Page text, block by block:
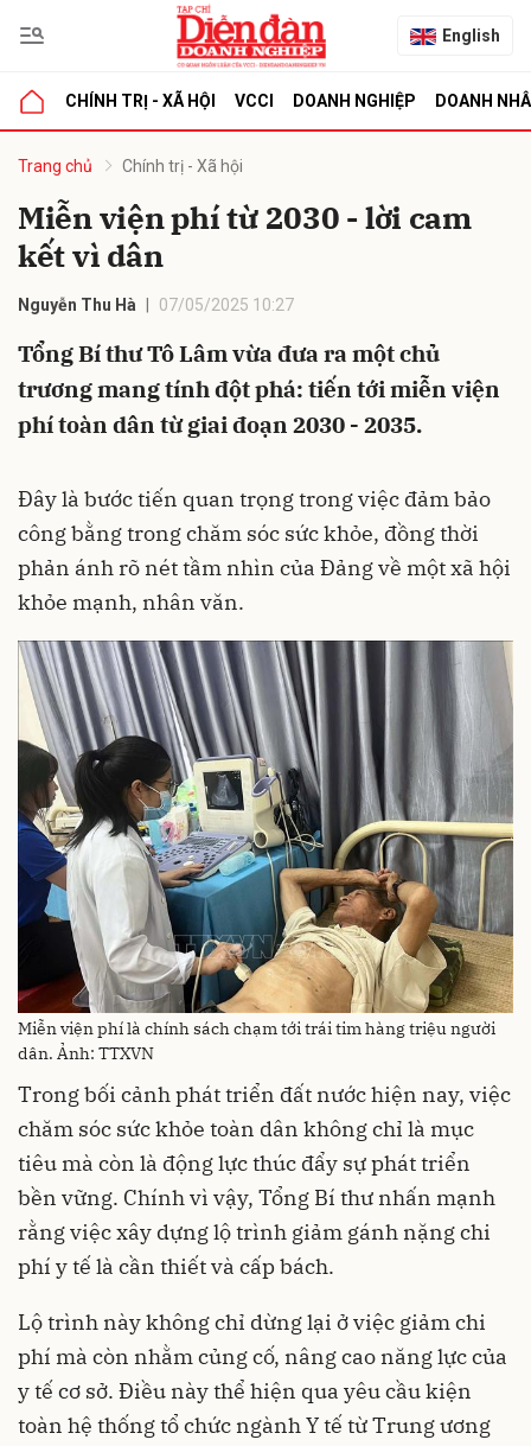
English
CHÍNH TRỊ - XÃ HỘI VCCI DOANH NGHIỆP DOANH
Trang chủ Chính trị - Xã hội
Miễn viện phí từ 2030 - lời cam
kết vì dân
Nguyễn Thu Hà 07/05/2025 10:27
Tổng Bí thư Tô Lâm vừa đưa ra một chủ
trương mang tính đột phá: tiến tới miễn viện
phí toàn dân từ giai đoạn 2030 - 2035.
Đây là bước tiến quan trọng trong việc đảm bảo
công bằng trong chăm sóc sức khỏe, đồng thời
phản ánh rõ nét tầm nhìn của Đảng về một xã hội
khỏe mạnh, nhân văn.
Miễn viện phí là chính sách chạm tới trái tim hàng triệu người
dân. Ảnh: TTXVN
Trong bối cảnh phát triển đất nước hiện nay, việc
chăm sóc sức khỏe toàn dân không chỉ là mục
tiêu mà còn là động lực thúc đẩy sự phát triển
bền vững. Chính vì vậy, Tổng Bí thư nhấn mạnh
rằng việc xây dựng lộ trình giảm gánh nặng chi
phí y tế là cần thiết và cấp bách.
Lộ trình này không chỉ dừng lại ở việc giảm chi
phí mà còn nhằm củng cố, nâng cao năng lực của
y tế cơ sở. Điều này thể hiện qua yêu cầu kiện
toàn hệ thống tổ chức ngành Y tế từ Trung ương
luận
Hủy